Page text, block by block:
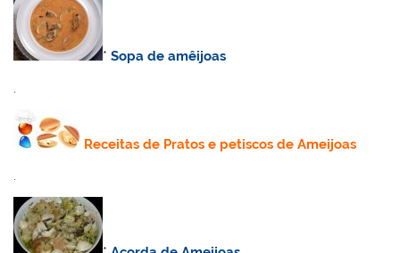
*Sopa de amêijoas
Receitas de Pratos e petiscos de Ameijoas
.